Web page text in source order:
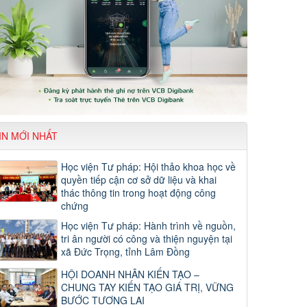
MỚI NHẤT
Học viện Tư pháp: Hội thảo khoa học về
quyền tiếp cận cơ sở dữ liệu và khai
thác thông tin trong hoạt động công
chứng
Học viện Tư pháp: Hành trình về nguồn,
tri ân người có công và thiện nguyện tại
xã Đức Trọng, tỉnh Lâm Đồng
HỘI DOANH NHÂN KIẾN TẠO –
CHUNG TAY KIẾN TẠO GIÁ TRỊ, VỮNG
BƯỚC TƯƠNG LAI